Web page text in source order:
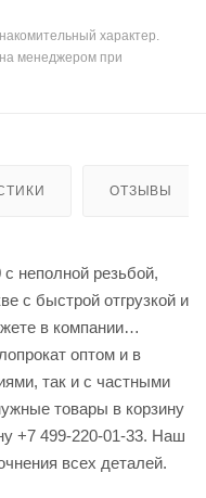
характер.
менеджером при
ОТЗЫВЫ
неполной резьбой,
с быстрой отгрузкой и
в компании
оптом и в
так и с частными
товары в корзину
+7 499-220-01-33. Наш
всех деталей.